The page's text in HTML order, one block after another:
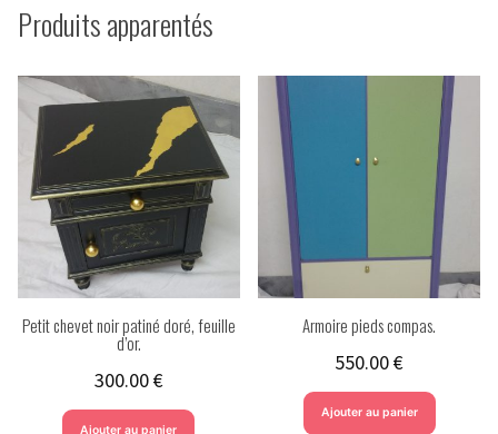
léopard.
Produits apparentés
Petit chevet noir patiné doré, feuille
d’or.
300.00€
Ajouter au panier
Armoire pieds compas.
550.00€
Ajouter au panier